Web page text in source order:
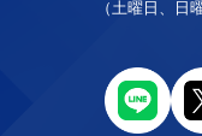
（土曜日、日